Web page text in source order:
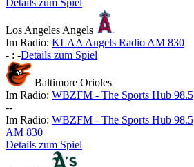
Details zum Spiel
Los Angeles Angels
Im Radio: KLAA Angels Radio AM 830
- : -Details zum Spiel
Baltimore Orioles
Im Radio: WBZFM - The Sports Hub 98.5
--
Im Radio: WBZFM - The Sports Hub 98.5
AM 830
Details zum Spiel